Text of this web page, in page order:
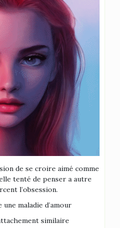
de se croire aimé comme
tenté de penser a autre
l’obsession.
maladie d’amour
similaire